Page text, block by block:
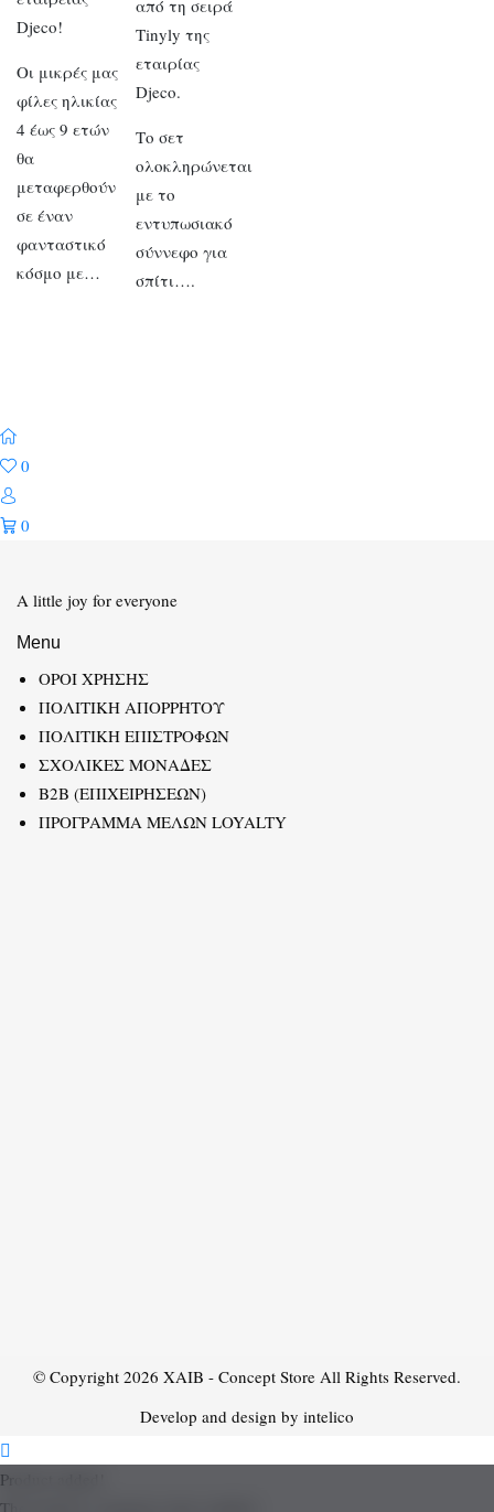
Djeco!
Οι μικρές μας
φίλες ηλικίας
4 έως 9 ετών
θα
μεταφερθούν
σε έναν
φανταστικό
κόσμο με…
από τη σειρά
Tinyly της
εταιρίας
Djeco.
Το σετ
ολοκληρώνεται
με το
εντυπωσιακό
σύννεφο για
σπίτι….
0
0
A little joy for everyone
Menu
ΟΡΟΙ ΧΡΗΣΗΣ
ΠΟΛΙΤΙΚΗ ΑΠΟΡΡΗΤΟΥ
ΠΟΛΙΤΙΚΗ ΕΠΙΣΤΡΟΦΩΝ
ΣΧΟΛΙΚΕΣ ΜΟΝΑΔΕΣ
B2B (ΕΠΙΧΕΙΡΗΣΕΩΝ)
ΠΡΟΓΡΑΜΜΑ ΜΕΛΩΝ LOYALTY
© Copyright 2026 XAIB - Concept Store All Rights Reserved.
Develop and design by intelico
Product added!
The product is already in the wishlist!